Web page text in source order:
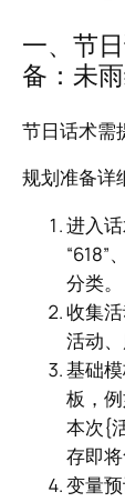
一、节
备：未
节日话术需
规划准备详
进入话
“618”
分类。
收集
活动
基础
板，
本次{
存即将
变量